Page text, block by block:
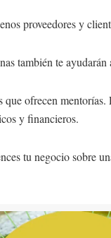
proveedores y
también te
ofrecen mentorías.
y financieros.
tu negocio sobre